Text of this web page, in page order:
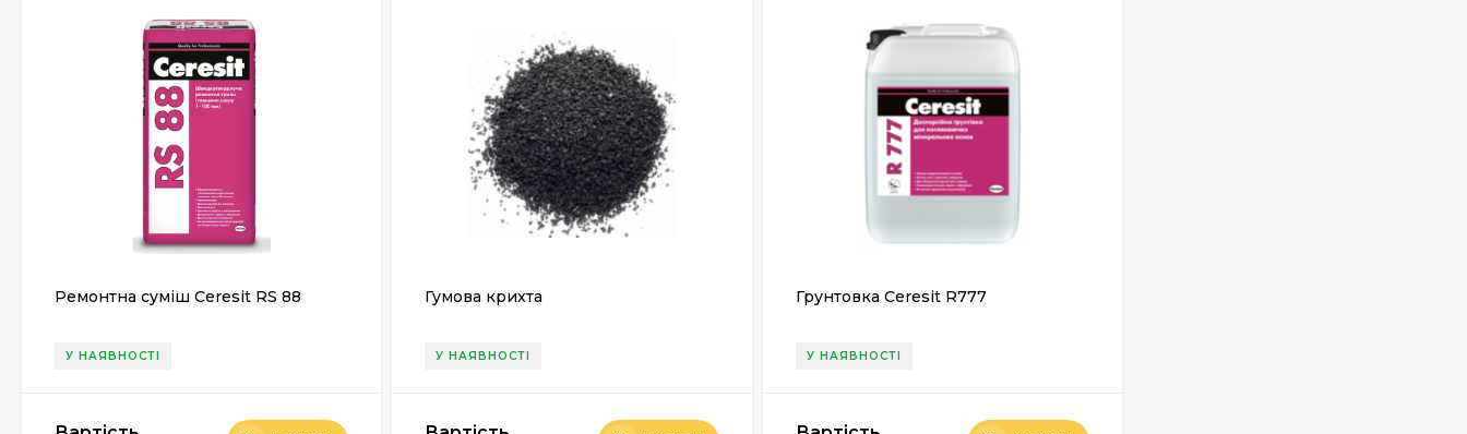
Ремонтна суміш Ceresit RS 88
У НАЯВНОСТІ
Гумова крихта
У НАЯВНОСТІ
Грунтовка Ceresit R777
У НАЯВНОСТІ